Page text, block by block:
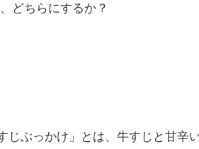
どちらにするか？
じぶっかけ」とは、牛すじと甘辛